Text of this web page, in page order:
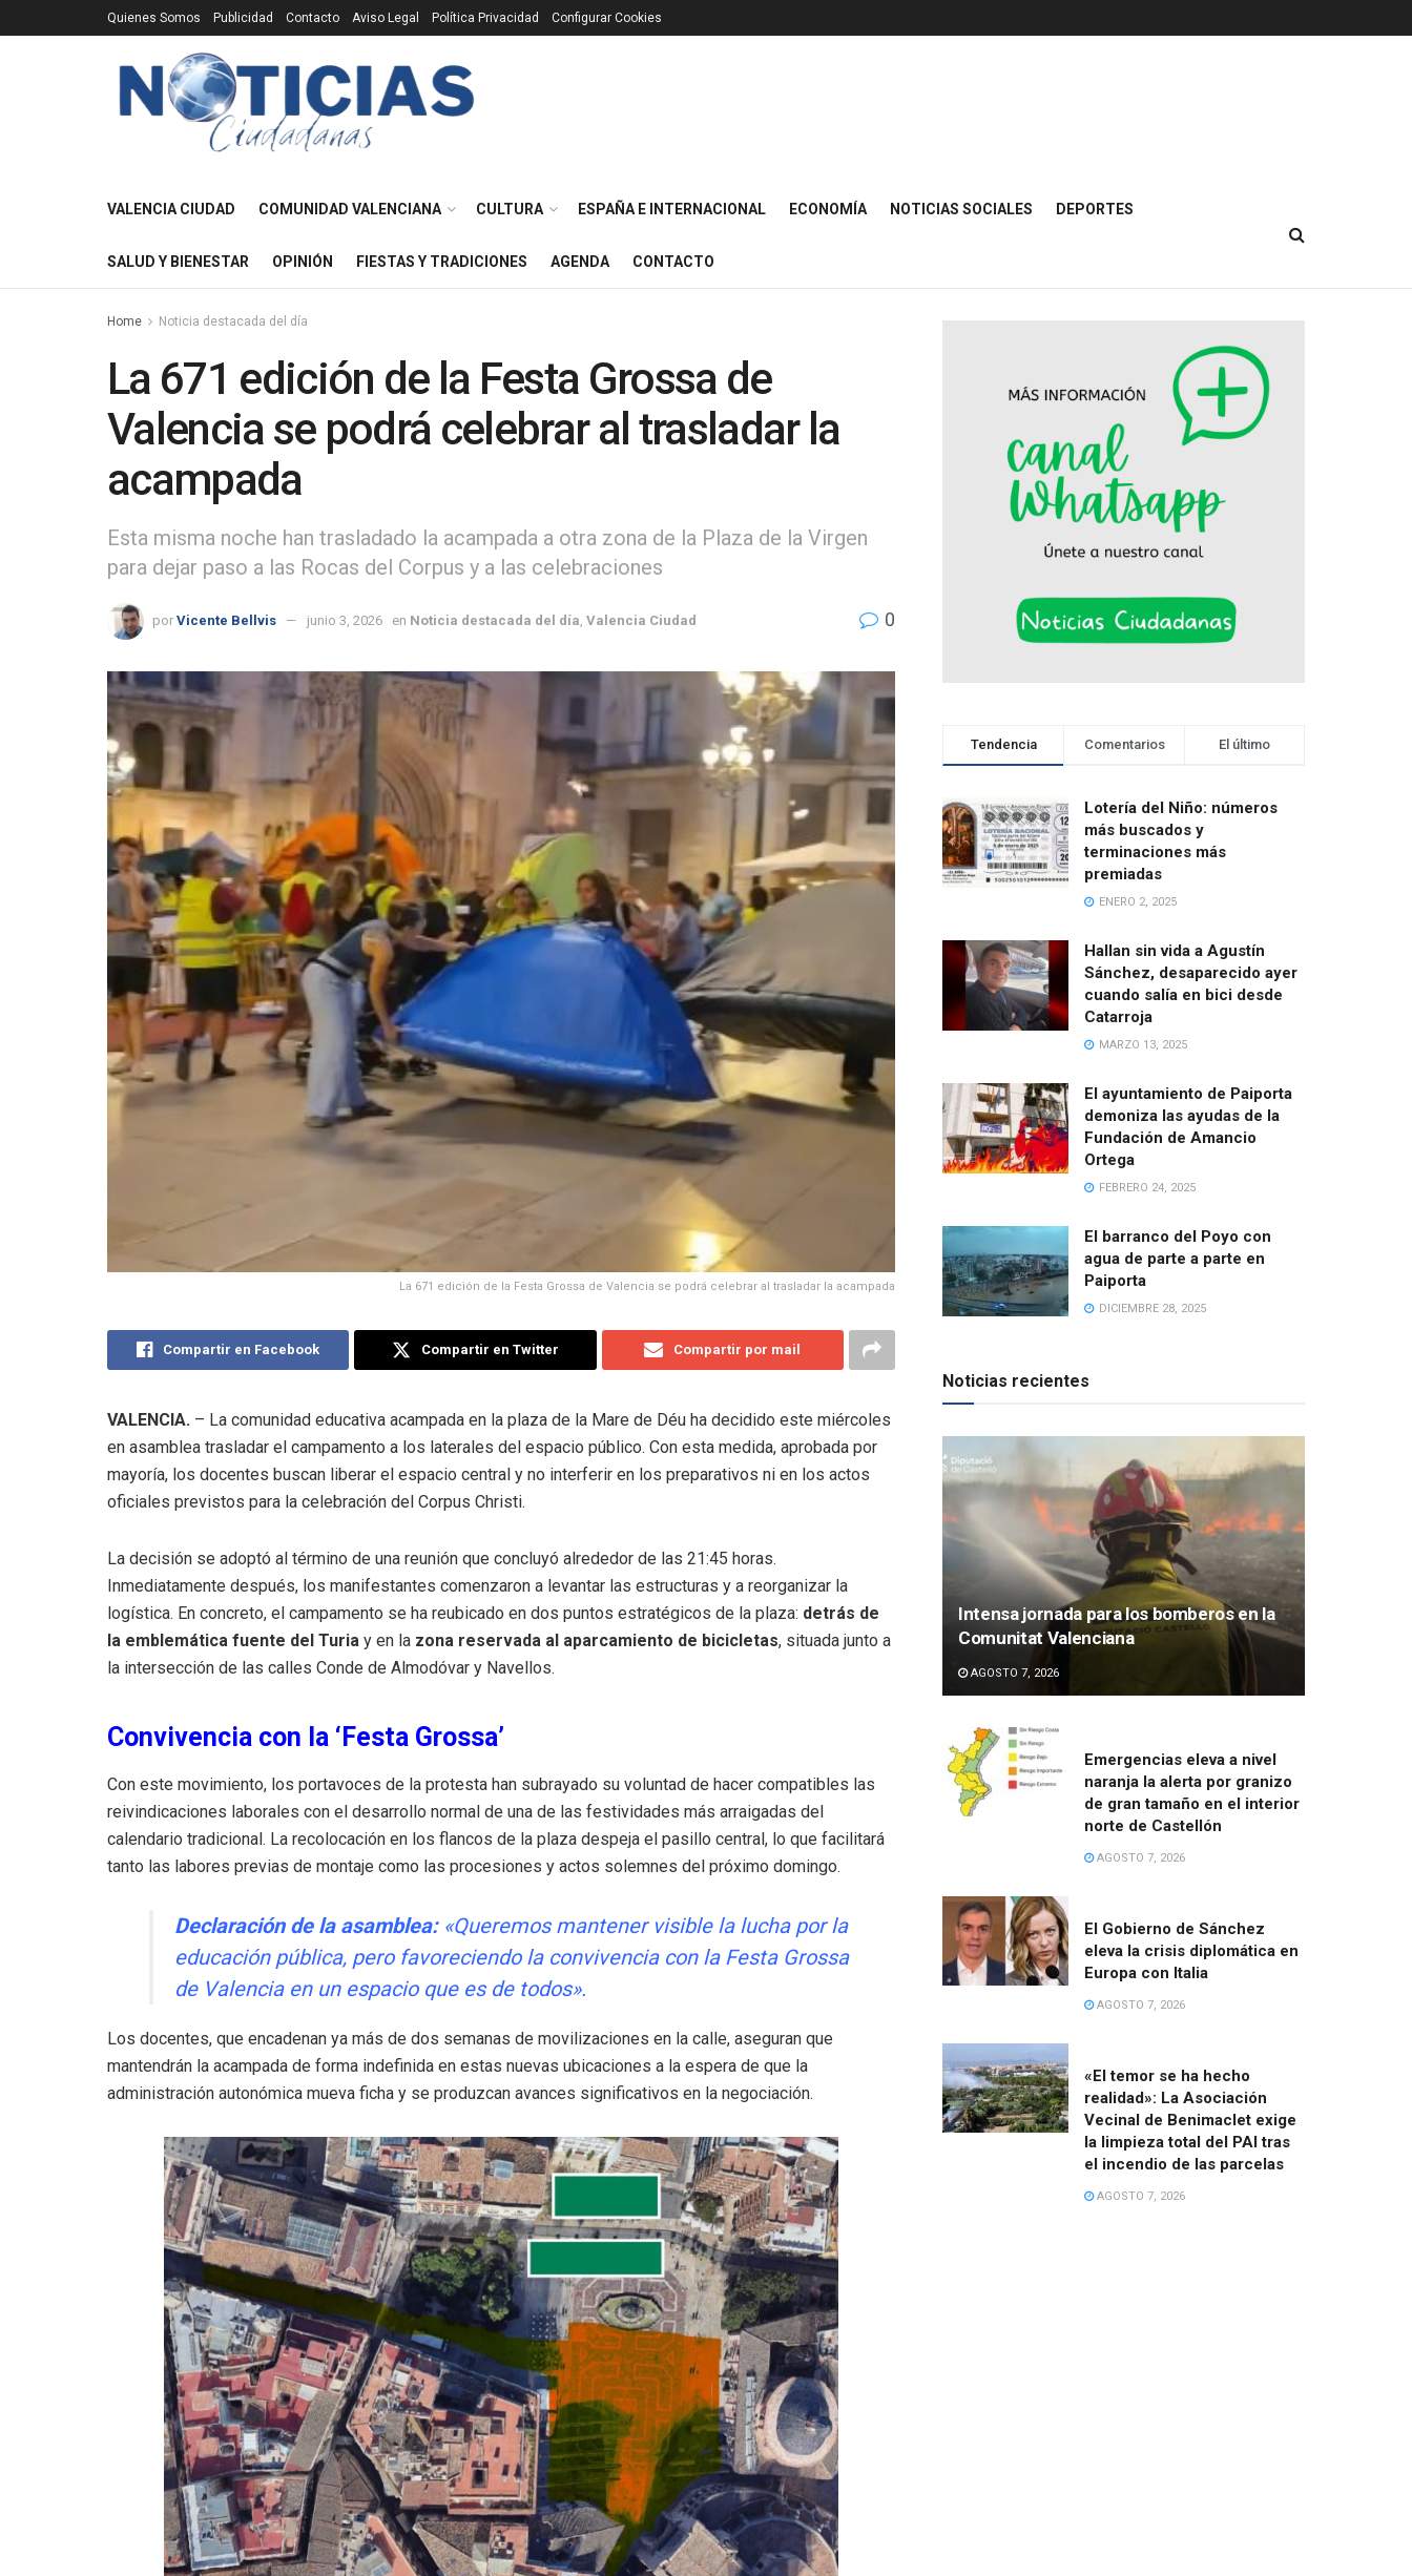
Quienes Somos Publicidad Contacto Aviso Legal Política Privacidad Configurar Cookies
VALENCIA CIUDAD COMUNIDAD VALENCIANA CULTURA ESPAÑA E INTERNACIONAL ECONOMÍA NOTICIAS SOCIALES DEPORTES
SALUD Y BIENESTAR OPINIÓN FIESTAS Y TRADICIONES AGENDA CONTACTO
Home Noticia destacada del día
La 671 edición de la Festa Grossa de
Valencia se podrá celebrar al trasladar la
acampada
Esta misma noche han trasladado la acampada a otra zona de la Plaza de la Virgen
para dejar paso a las Rocas del Corpus y a las celebraciones
por Vicente Bellvis junio 3, 2026 en Noticia destacada del día Valencia Ciudad 0
La 671 edición de la Festa Grossa de Valencia se podrá celebrar al trasladar la acampada
Compartir en Facebook Compartir en Twitter Compartir por mail
VALENCIA. – La comunidad educativa acampada en la plaza de la Mare de Déu ha decidido este miércoles
en asamblea trasladar el campamento a los laterales del espacio público. Con esta medida, aprobada por
mayoría, los docentes buscan liberar el espacio central y no interferir en los preparativos ni en los actos
oficiales previstos para la celebración del Corpus Christi.
La decisión se adoptó al término de una reunión que concluyó alrededor de las 21:45 horas.
Inmediatamente después, los manifestantes comenzaron a levantar las estructuras y a reorganizar la
logística. En concreto, el campamento se ha reubicado en dos puntos estratégicos de la plaza: detrás de
la emblemática fuente del Turia y en la zona reservada al aparcamiento de bicicletas, situada junto a
la intersección de las calles Conde de Almodóvar y Navellos.
Convivencia con la ‘Festa Grossa’
Con este movimiento, los portavoces de la protesta han subrayado su voluntad de hacer compatibles las
reivindicaciones laborales con el desarrollo normal de una de las festividades más arraigadas del
calendario tradicional. La recolocación en los flancos de la plaza despeja el pasillo central, lo que facilitará
tanto las labores previas de montaje como las procesiones y actos solemnes del próximo domingo.
Declaración de la asamblea:«Queremos mantener visible la lucha por la
educación pública, pero favoreciendo la convivencia con la Festa Grossa
de Valencia en un espacio que es de todos».
Los docentes, que encadenan ya más de dos semanas de movilizaciones en la calle, aseguran que
mantendrán la acampada de forma indefinida en estas nuevas ubicaciones a la espera de que la
administración autonómica mueva ficha y se produzcan avances significativos en la negociación.
Tendencia Comentarios El último
Lotería del Niño: números
más buscados y
terminaciones más
premiadas
ENERO 2, 2025
Hallan sin vida a Agustín
Sánchez, desaparecido ayer
cuando salía en bici desde
Catarroja
MARZO 13, 2025
El ayuntamiento de Paiporta
demoniza las ayudas de la
Fundación de Amancio
Ortega
FEBRERO 24, 2025
El barranco del Poyo con
agua de parte a parte en
Paiporta
DICIEMBRE 28, 2025
Noticias recientes
Intensa jornada para los bomberos en la
Comunitat Valenciana
AGOSTO 7, 2026
Emergencias eleva a nivel
naranja la alerta por granizo
de gran tamaño en el interior
norte de Castellón
AGOSTO 7, 2026
El Gobierno de Sánchez
eleva la crisis diplomática en
Europa con Italia
AGOSTO 7, 2026
«El temor se ha hecho
realidad»: La Asociación
Vecinal de Benimaclet exige
la limpieza total del PAI tras
el incendio de las parcelas
AGOSTO 7, 2026